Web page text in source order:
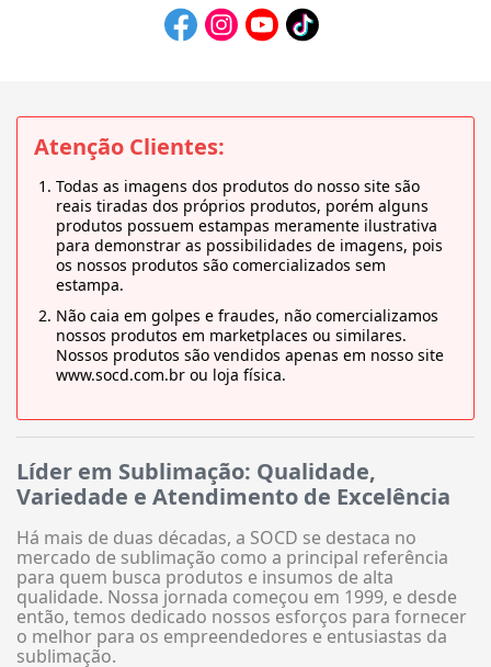
Atenção Clientes:
Todas as imagens dos produtos do nosso site são
reais tiradas dos próprios produtos, porém alguns
produtos possuem estampas meramente ilustrativa
para demonstrar as possibilidades de imagens, pois
os nossos produtos são comercializados sem
estampa.
Não caia em golpes e fraudes, não comercializamos
nossos produtos em marketplaces ou similares.
Nossos produtos são vendidos apenas em nosso site
www.socd.com.br ou loja física.
Líder em Sublimação: Qualidade,
Variedade e Atendimento de Excelência
Há mais de duas décadas, a SOCD se destaca no
mercado de sublimação como a principal referência
para quem busca produtos e insumos de alta
qualidade. Nossa jornada começou em 1999, e desde
então, temos dedicado nossos esforços para fornecer
o melhor para os empreendedores e entusiastas da
sublimação.